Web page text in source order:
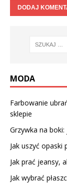
MODA
Farbowanie
sklepie
Grzywka na
Jak uszyć
Jak prać jeansy,
Jak wybrać